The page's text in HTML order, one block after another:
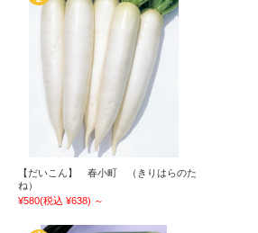
【だいこん】 春小町 （きりはらのた
ね）
¥580(税込 ¥638) ～